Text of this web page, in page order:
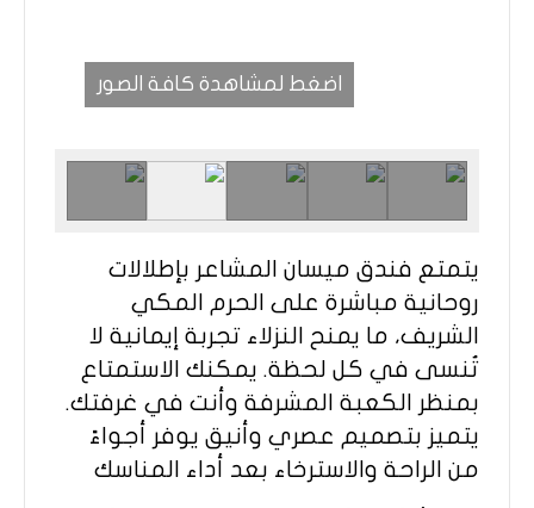
اضغط لمشاهدة كافة الصور
يتمتع فندق ميسان المشاعر بإطلالات
روحانية مباشرة على الحرم المكي
الشريف، ما يمنح النزلاء تجربة إيمانية لا
تُنسى في كل لحظة. يمكنك الاستمتاع
بمنظر الكعبة المشرفة وأنت في غرفتك.
يتميز بتصميم عصري وأنيق يوفر أجواءً
من الراحة والاسترخاء بعد أداء المناسك